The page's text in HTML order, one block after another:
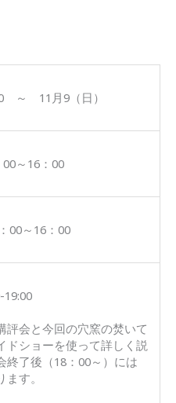
～ 11月9（日）
～16：00
00～16：00
評会と今回の穴窯の焚いて
ドショーを使って詳しく説
終了後（18：00～）には
す。